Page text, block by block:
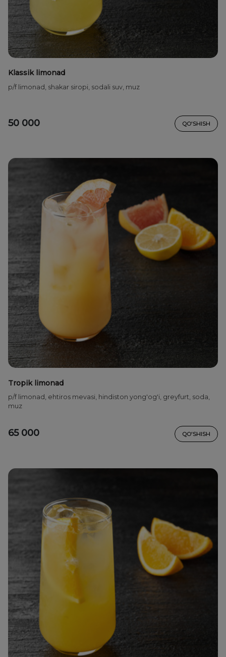
Klassik limonad
p/f limonad, shakar siropi, sodali suv, muz
50 000 QO'SHISH
Tropik limonad
p/f limonad, ehtiros mevasi, hindiston yong'og'i, greyfurt, soda,
muz
65 000 QO'SHISH